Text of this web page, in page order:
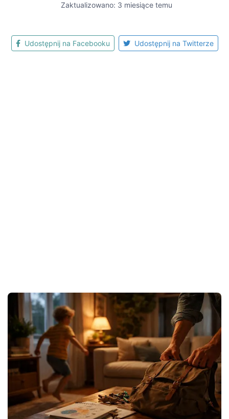
Zaktualizowano: 3 miesiące temu
Udostępnij na Facebooku Udostępnij na Twitterze